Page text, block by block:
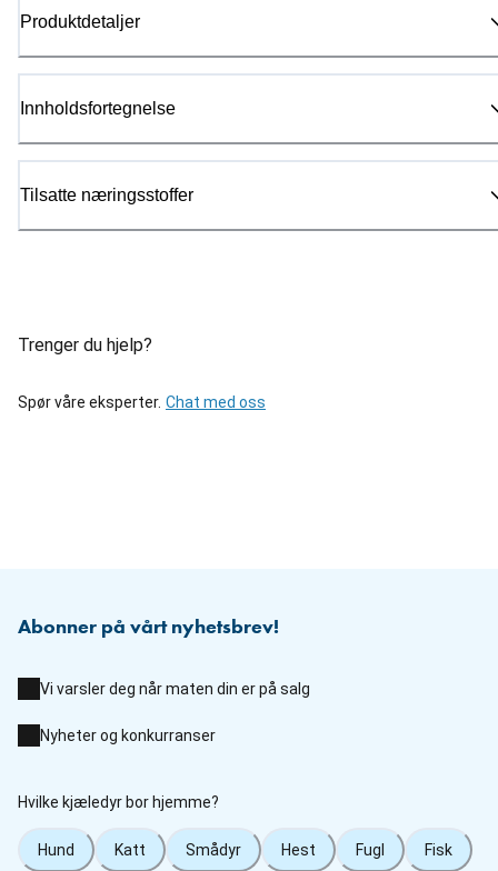
Produktdetaljer
Innholdsfortegnelse
Tilsatte næringsstoffer
Trenger du hjelp?
Spør våre eksperter. Chat med oss
Abonner på vårt nyhetsbrev!
Vi varsler deg når maten din er på salg
Nyheter og konkurranser
Hvilke kjæledyr bor hjemme?
Hund Katt Smådyr Hest Fugl Fisk